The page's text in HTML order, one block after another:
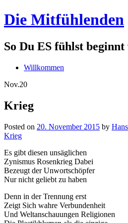
Die Mitfühlenden
So Du ES fühlst
Willkommen
Nov.20
Krieg
Posted on 20. November 2015 by
Krieg
Es gibt diesen unsäglichen
Zynismus Rosenkrieg Dabei
Bezeugt der Unwortschöpfer
Nur nicht geliebt zu haben
Denn in der Trennung erst
Zeigt Sich wahre Verbundenheit
Und Weltanschauungen Religionen